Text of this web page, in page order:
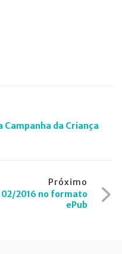
Campanha da Criança
Próximo
02/2016 no formato
ePub